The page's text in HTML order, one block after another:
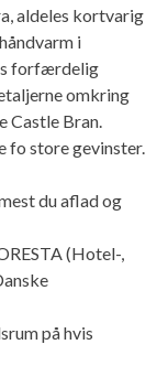
aldeles kortvarig
i
forfærdelig
omkring
Castle Bran.
fo store gevinster.
du aflad og
(Hotel-,
på hvis